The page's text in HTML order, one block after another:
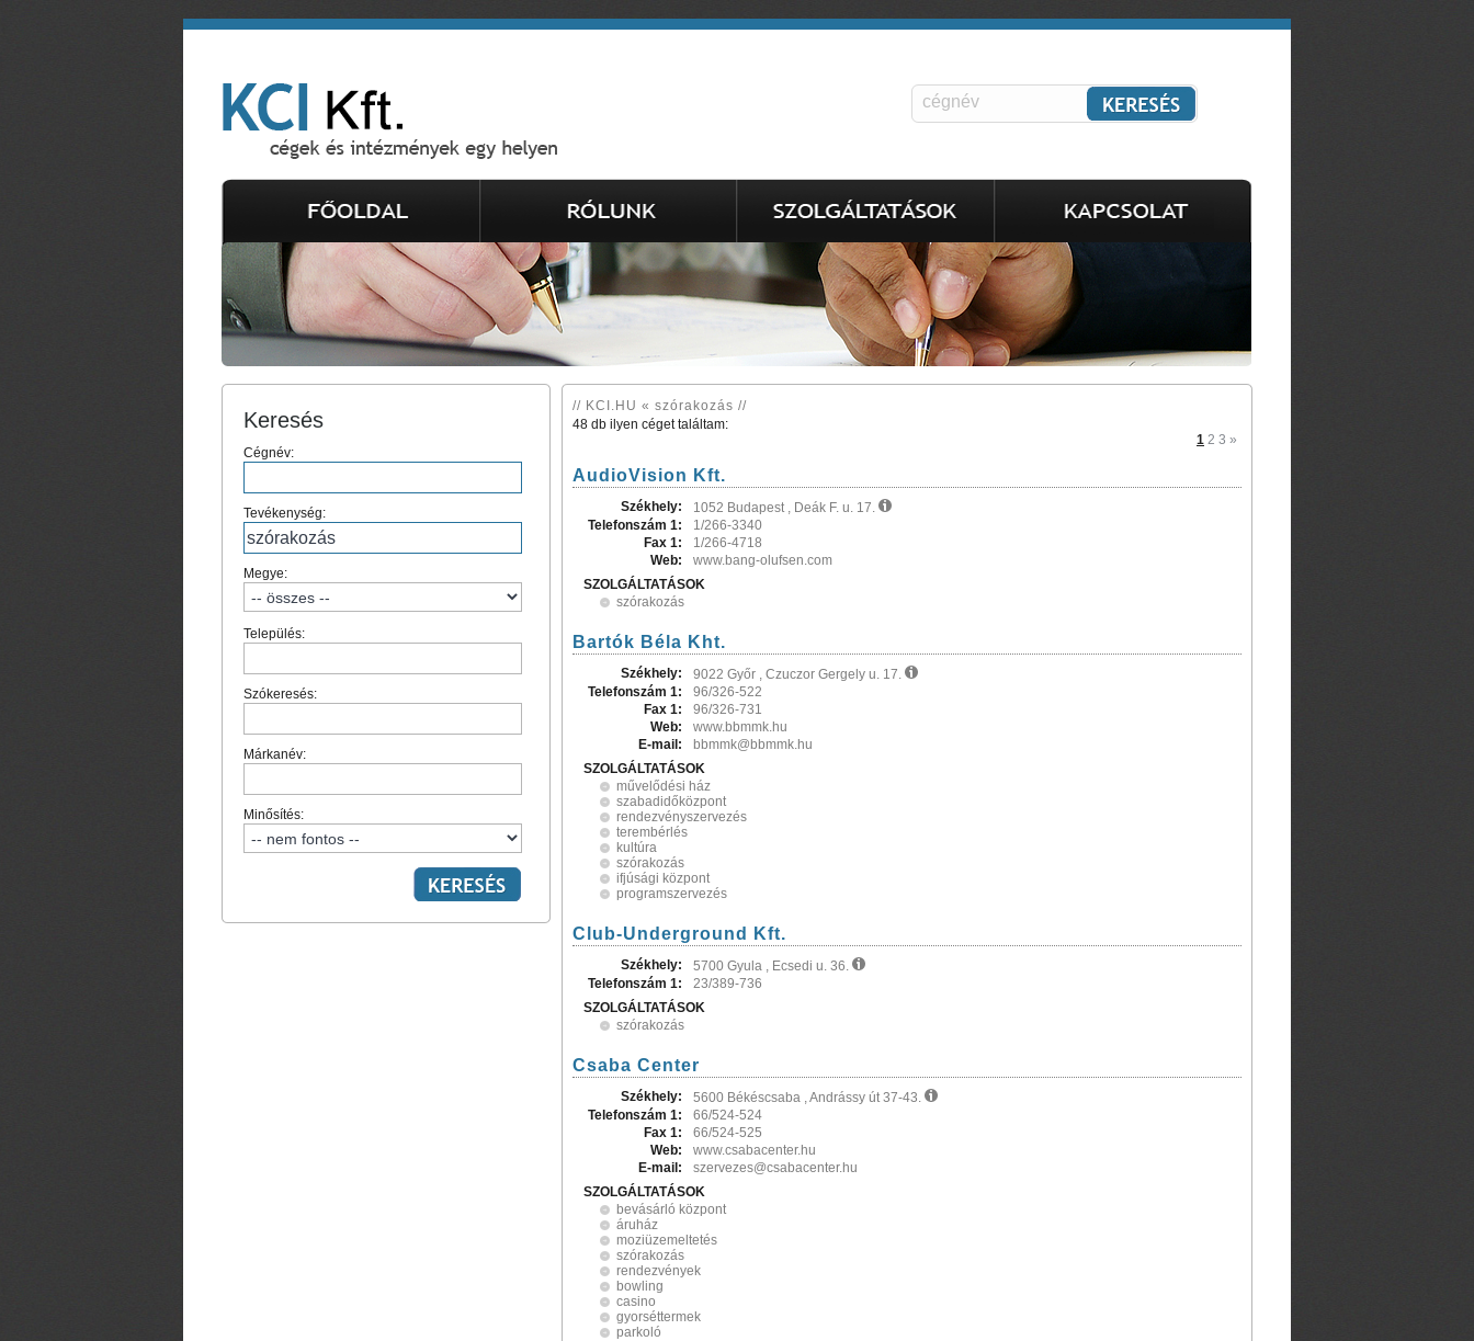
Keresés
Cégnév:
Tevékenység:
Megye:
Település:
Szókeresés:
Márkanév:
Minősítés:
// KCI.HU « szórakozás //
48 db ilyen céget találtam:
1 2 3 »
AudioVision Kft.
Székhely:
1052 Budapest , Deák F. u. 17.
Telefonszám 1:
1/266-3340
Fax 1:
1/266-4718
Web:
www.bang-olufsen.com
SZOLGÁLTATÁSOK
szórakozás
Bartók Béla Kht.
Székhely:
9022 Győr , Czuczor Gergely u. 17.
Telefonszám 1:
96/326-522
Fax 1:
96/326-731
Web:
www.bbmmk.hu
E-mail:
bbmmk@bbmmk.hu
SZOLGÁLTATÁSOK
művelődési ház
szabadidőközpont
rendezvényszervezés
terembérlés
kultúra
szórakozás
ifjúsági központ
programszervezés
Club-Underground Kft.
Székhely:
5700 Gyula , Ecsedi u. 36.
Telefonszám 1:
23/389-736
SZOLGÁLTATÁSOK
szórakozás
Csaba Center
Székhely:
5600 Békéscsaba , Andrássy út 37-43.
Telefonszám 1:
66/524-524
Fax 1:
66/524-525
Web:
www.csabacenter.hu
E-mail:
szervezes@csabacenter.hu
SZOLGÁLTATÁSOK
bevásárló központ
áruház
moziüzemeltetés
szórakozás
rendezvények
bowling
casino
gyorséttermek
parkoló